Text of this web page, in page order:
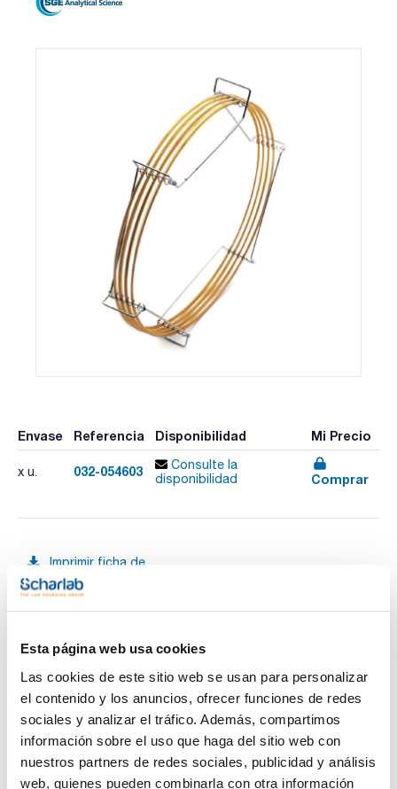
Esta página web usa cookies
Las cookies de este sitio web se usan para personalizar
el contenido y los anuncios, ofrecer funciones de redes
sociales y analizar el tráfico. Además, compartimos
información sobre el uso que haga del sitio web con
nuestros partners de redes sociales, publicidad y análisis
web, quienes pueden combinarla con otra información
Envase Referencia Disponibilidad Mi Precio
x u. 032-054603
Consulte la
disponibilidad
Comprar
Imprimir ficha de
producto
Características
Longitud (m) : 50
Pack (u.) : 1
Fase: 70% Cianopropil Polisilfenileno-siloxano.
- Alta temperatura
- Diseñada para separación de ésteres metílicos de ácidos
grasos (FAME)
- Ideal para separación de isómeros cis/trans
- Columna polar
Ver más
Documentación técnica
TDS / Ficha técnica
COA